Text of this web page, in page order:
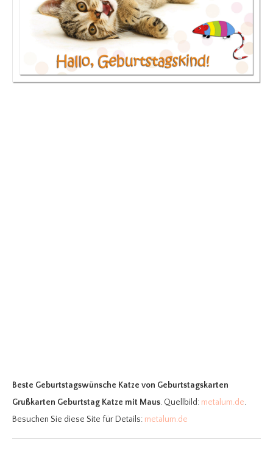
Beste Geburtstagswünsche Katze von Geburtstagskarten
Grußkarten Geburtstag Katze mit Maus. Quellbild: metalum.de.
Besuchen Sie diese Site für Details: metalum.de